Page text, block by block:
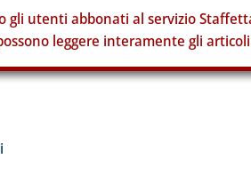
gli utenti abbonati al servizio
leggere interamente gli
alla notizia